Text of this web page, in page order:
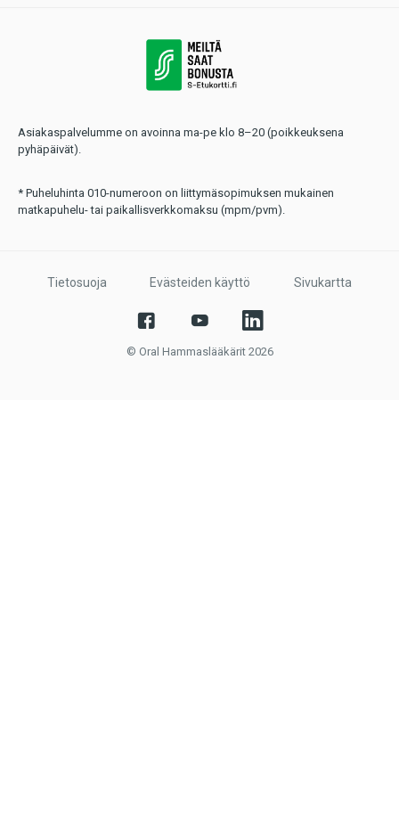
Asiakaspalvelumme on avoinna ma-pe klo 8–20 (poikkeuksena
pyhäpäivät).
* Puheluhinta 010-numeroon on liittymäsopimuksen mukainen
matkapuhelu- tai paikallisverkkomaksu (mpm/pvm).
Tietosuoja Evästeiden käyttö Sivukartta
© Oral Hammaslääkärit 2026